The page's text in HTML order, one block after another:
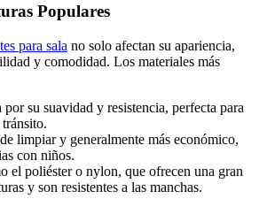
Populares
para sala no solo afectan su apariencia,
y comodidad. Los materiales más
su suavidad y resistencia, perfecta para
limpiar y generalmente más económico,
con niños.
el poliéster o nylon, que ofrecen una gran
y son resistentes a las manchas.